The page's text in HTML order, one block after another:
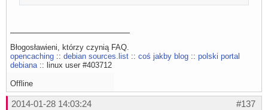
Błogosławieni, którzy czynią FAQ.
opencaching :: debian sources.list :: coś jakby blog :: polski portal
debiana :: linux user #403712
Offline
#137
2014-01-28 14:03:24